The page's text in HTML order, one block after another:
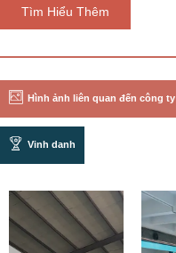
Tìm Hiểu Thêm
Hình ảnh liên quan đến công ty
Vinh danh